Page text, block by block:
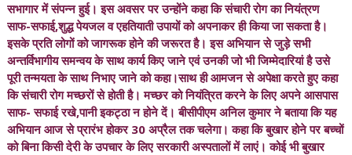
सभागार में संपन्न हुई। इस अवसर पर उन्होंने कहा कि संचारी रोग का नियंत्रण
साफ-सफाई,शुद्ध पेयजल व एहतियाती उपायों को अपनाकर ही किया जा सकता है।
इसके प्रति लोगों को जागरूक होने की जरूरत है। इस अभियान से जुड़े सभी
अन्तर्विभागीय समन्वय के साथ कार्य किए जाने एवं उनकी जो भी जिम्मेदारियां है उसे
पूरी तन्मयता के साथ निभाए जाने को कहा।साथ ही आमजन से अपेक्षा करते हुए कहा
कि संचारी रोग मच्छरों से होती है। मच्छर को नियंत्रित करने के लिए अपने आसपास
साफ- सफाई रखे,पानी इकट्ठा न होने दें। बीसीपीएम अनिल कुमार ने बताया कि यह
अभियान आज से प्रारंभ होकर 30 अप्रैल तक चलेगा। कहा कि बुखार होने पर बच्चों
को बिना किसी देरी के उपचार के लिए सरकारी अस्पतालों में लाएं। कोई भी बुखार